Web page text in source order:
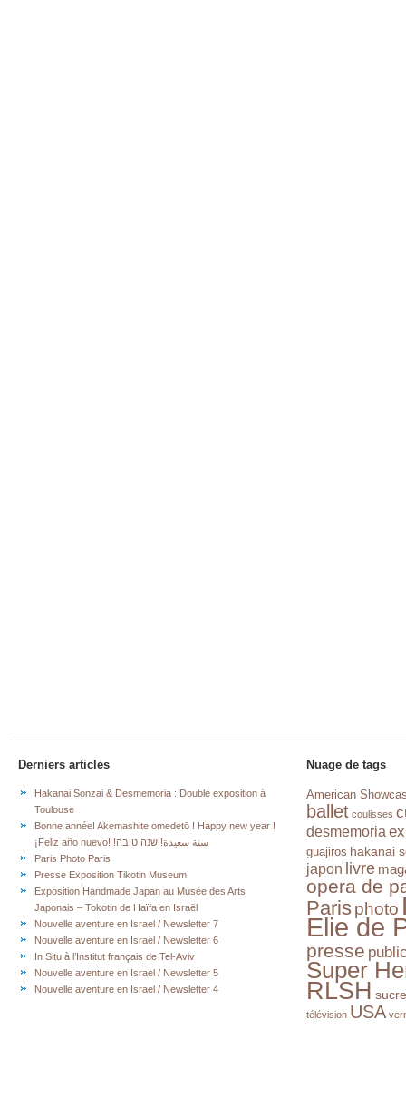
Derniers articles
Hakanai Sonzai & Desmemoria : Double exposition à
Toulouse
Bonne année! Akemashite omedetō ! Happy new year !
¡Feliz año nuevo! !سنة سعيدة! שנה טובה
Paris Photo Paris
Presse Exposition Tikotin Museum
Exposition Handmade Japan au Musée des Arts
Japonais – Tokotin de Haïfa en Israël
Nouvelle aventure en Israel / Newsletter 7
Nouvelle aventure en Israel / Newsletter 6
In Situ à l’Institut français de Tel-Aviv
Nouvelle aventure en Israel / Newsletter 5
Nouvelle aventure en Israel / Newsletter 4
Nuage de tags
American
ballet coulisses
desmemoria
guajiros hakanai
japon livre
opera de
Paris photo
Elie de
presse
Super
RLSH sucre
télévision USA